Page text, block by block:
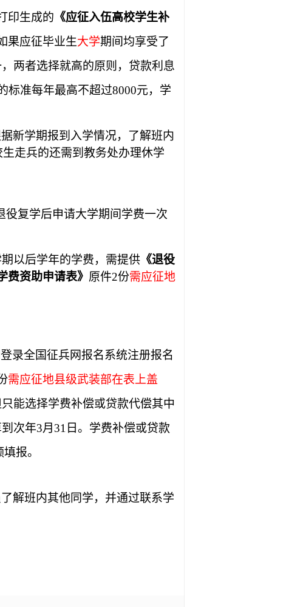
印生成的 《应征入伍高校学生补
果应征毕业生大学期间均享受了
两者选择就高的原则，贷款利息
标准每年最高不超过8000元，学
新学期报到入学情况，了解班内
生走兵的还需到教务处办理休学
役复学后申请大学期间学费一次
以后学年的学费，需提供 《退役
费资助申请表》 原件2份需应征地
录全国征兵网报名系统注册报名
需应征地县级武装部在表上盖
能选择学费补偿或贷款代偿其中
次年3月31日。学费补偿或贷款
报。
解班内其他同学，并通过联系学